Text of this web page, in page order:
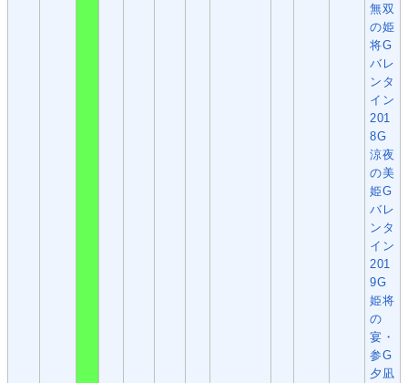
無双
の姫
将G
バレ
ンタ
イン
201
8G
涼夜
の美
姫G
バレ
ンタ
イン
201
9G
姫将
の
宴・
参G
夕凪